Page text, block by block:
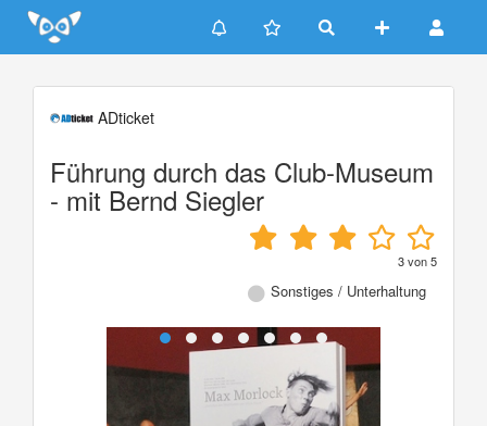
Update cookies preferences
ADticket
Führung durch das Club-Museum
- mit Bernd Siegler
3von5
Sonstiges / Unterhaltung